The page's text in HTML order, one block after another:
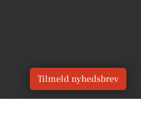
Tilmeld nyhedsbrev